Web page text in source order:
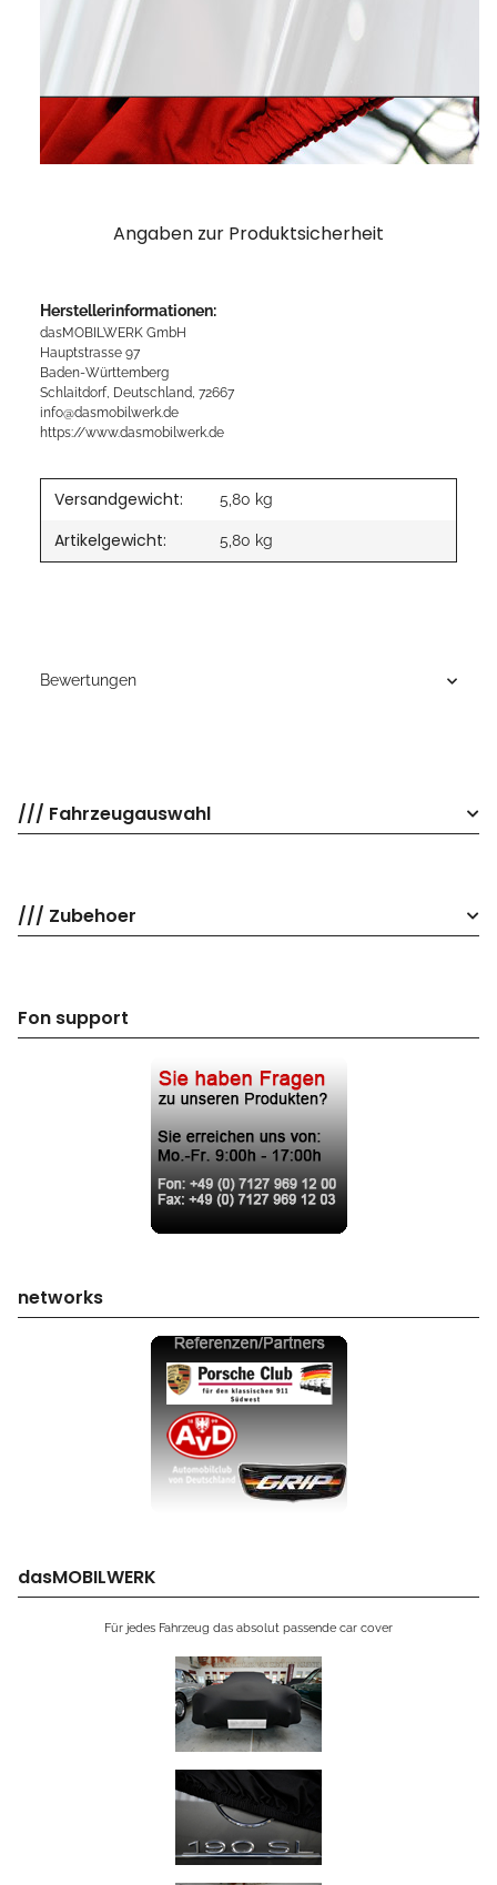
Angaben zur Produktsicherheit
Herstellerinformationen:
dasMOBILWERK GmbH
Hauptstrasse 97
Baden-Württemberg
Schlaitdorf, Deutschland, 72667
info@dasmobilwerk.de
https://www.dasmobilwerk.de
Versandgewicht: 5,80 kg
Artikelgewicht: 5,80 kg
Bewertungen
/// Fahrzeugauswahl
/// Zubehoer
Fon support
networks
dasMOBILWERK
Für jedes Fahrzeug das absolut passende car cover